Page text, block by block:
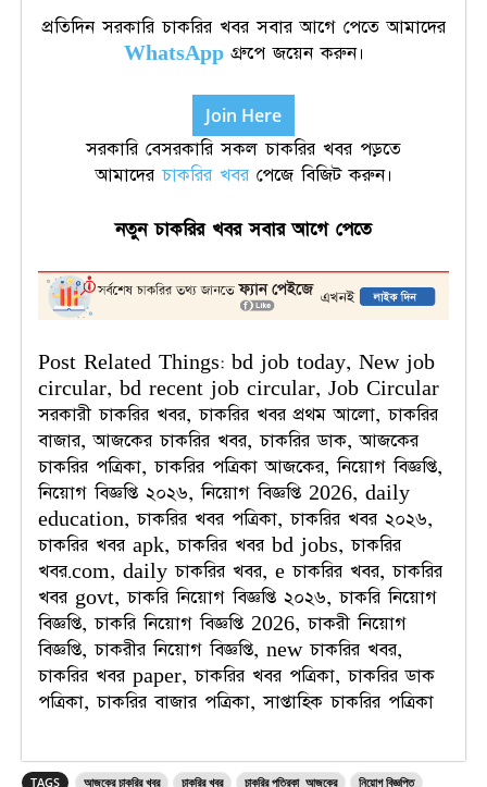
প্রতিদিন সরকারি চাকরির খবর সবার আগে পেতে আমাদের
WhatsAppগ্রুপে জয়েন করুন।
Join Here
সরকারি বেসরকারি সকল চাকরির খবর পড়তে
আমাদেরচাকরির খবরপেজে বিজিট করুন।
নতুন চাকরির খবর সবার আগে পেতে
Post Related Things: bd job today, New job
circular, bd recent job circular, Job Circular
সরকারী চাকরির খবর, চাকরির খবর প্রথম আলো, চাকরির
বাজার, আজকের চাকরির খবর, চাকরির ডাক, আজকের
চাকরির পত্রিকা, চাকরির পত্রিকা আজকের, নিয়োগ বিজ্ঞপ্তি,
নিয়োগ বিজ্ঞপ্তি ২০২৬, নিয়োগ বিজ্ঞপ্তি 2026, daily
education, চাকরির খবর পত্রিকা, চাকরির খবর ২০২৬,
চাকরির খবর apk, চাকরির খবর bd jobs, চাকরির
খবর.com, daily চাকরির খবর, e চাকরির খবর, চাকরির
খবর govt, চাকরি নিয়োগ বিজ্ঞপ্তি ২০২৬, চাকরি নিয়োগ
বিজ্ঞপ্তি, চাকরি নিয়োগ বিজ্ঞপ্তি 2026, চাকরী নিয়োগ
বিজ্ঞপ্তি, চাকরীর নিয়োগ বিজ্ঞপ্তি, new চাকরির খবর,
চাকরির খবর paper, চাকরির খবর পত্রিকা, চাকরির ডাক
পত্রিকা, চাকরির বাজার পত্রিকা, সাপ্তাহিক চাকরির পত্রিকা
TAGS আজকের চাকরির খবর চাকরির খবর চাকরির পত্রিকা আজকের
নিয়োগ বিজ্ঞপ্তি